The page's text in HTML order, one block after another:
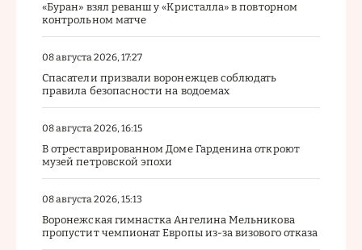
«Буран» взял реванш у «Кристалла» в повторном
контрольном матче
08 августа 2026, 17:27
Спасатели призвали воронежцев соблюдать
правила безопасности на водоемах
08 августа 2026, 16:15
В отреставрированном Доме Гарденина откроют
музей петровской эпохи
08 августа 2026, 15:13
Воронежская гимнастка Ангелина Мельникова
пропустит чемпионат Европы из-за визового отказа